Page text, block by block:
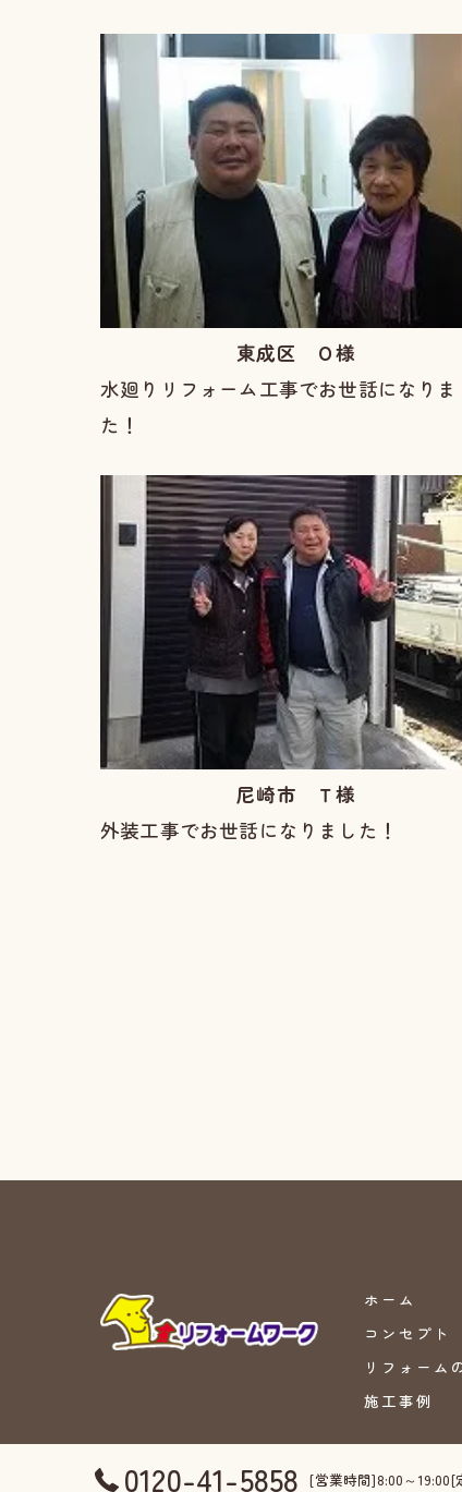
東成区 Ｏ様
水廻りリフォーム工事でお世話になりま
た！
尼崎市 Ｔ様
外装工事でお世話になりました！
0120-41-5858 [営業時間]8:00～19:00[
ホーム
コンセプト
リフォーム
施工事例